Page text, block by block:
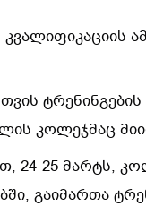
კოლეჯმაც
24-25 მარტს,
გაიმართა